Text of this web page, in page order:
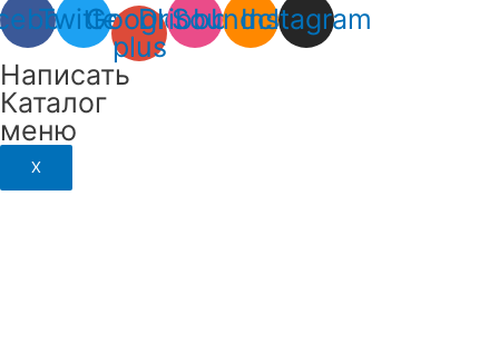
TwitterGoogle-
plus
Dribbble
Soundcloud
Instagram
Написать
Каталог
меню
X